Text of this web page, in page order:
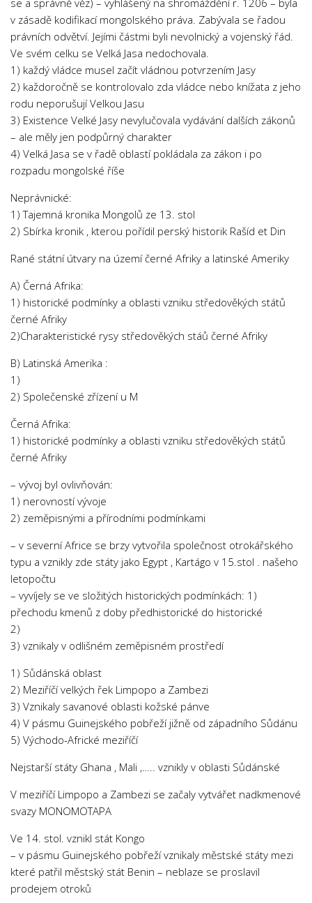
se a správně věz) – vyhlášený na shromáždění r. 1206 – byla
v zásadě kodifikací mongolského práva. Zabývala se řadou
právních odvětví. Jejími částmi byli nevolnický a vojenský řád.
Ve svém celku se Velká Jasa nedochovala.
1) každý vládce musel začít vládnou potvrzením Jasy
2) každoročně se kontrolovalo zda vládce nebo knížata z jeho
rodu neporušují Velkou Jasu
3) Existence Velké Jasy nevylučovala vydávání dalších zákonů
– ale měly jen podpůrný charakter
4) Velká Jasa se v řadě oblastí pokládala za zákon i po
rozpadu mongolské říše
Neprávnické:
1) Tajemná kronika Mongolů ze 13. stol
2) Sbírka kronik , kterou pořídil perský historik Rašíd et Din
Rané státní útvary na území černé Afriky a latinské Ameriky
A) Černá Afrika:
1) historické podmínky a oblasti vzniku středověkých států
černé Afriky
2)Charakteristické rysy středověkých stáů černé Afriky
B) Latinská Amerika :
1)
2) Společenské zřízení u M
Černá Afrika:
1) historické podmínky a oblasti vzniku středověkých států
černé Afriky
– vývoj byl ovlivňován:
1) nerovností vývoje
2) zeměpisnými a přírodními podmínkami
– v severní Africe se brzy vytvořila společnost otrokářského
typu a vznikly zde státy jako Egypt , Kartágo v 15.stol . našeho
letopočtu
– vyvíjely se ve složitých historických podmínkách: 1)
přechodu kmenů z doby předhistorické do historické
2)
3) vznikaly v odlišném zeměpisném prostředí
1) Sůdánská oblast
2) Meziříčí velkých řek Limpopo a Zambezi
3) Vznikaly savanové oblasti kožské pánve
4) V pásmu Guinejského pobřeží jižně od západního Sůdánu
5) Východo-Africké meziříčí
Nejstarší státy Ghana , Mali ,….. vznikly v oblasti Sůdánské
V meziříčí Limpopo a Zambezi se začaly vytvářet nadkmenové
svazy MONOMOTAPA
Ve 14. stol. vznikl stát Kongo
– v pásmu Guinejského pobřeží vznikaly městské státy mezi
které patřil městský stát Benin – neblaze se proslavil
prodejem otroků